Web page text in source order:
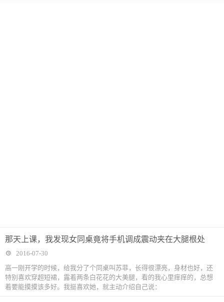
那天上课，我发现女同桌竟将手机调成震动夹在大腿根处
2016-07-30
高一刚开学的时候，给我分了个同桌叫苏菲，长得很漂亮，身材也好，还
特别喜欢穿超短裙，露着两条白花花的大美腿，看的我心里痒痒的，总想
着要能摸摸该多好。我挺喜欢她，就主动介绍自己说：